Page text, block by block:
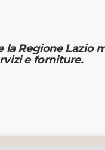
Regione Lazio
e forniture.